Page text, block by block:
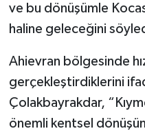
ve bu dönüşümle
haline geleceğini
Ahievran bölgesinde
gerçekleştirdiklerini
Çolakbayrakdar,
önemli kentsel